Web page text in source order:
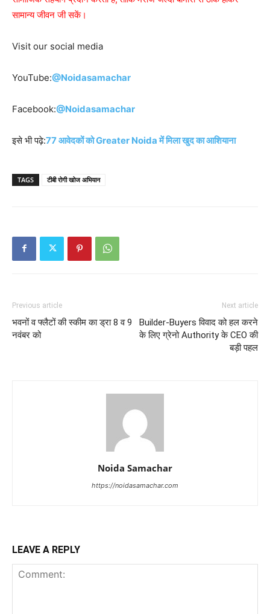
सामान्य जीवन जी सकें।
Visit our social media
YouTube:@Noidasamachar
Facebook:@Noidasamachar
इसे भी पढ़े:77 आवेदकों को Greater Noida में मिला खुद का आशियाना
TAGS टीबी रोगी खोज अभियान
Previous article
भवनों व फ्लैटों की स्कीम का ड्रा 8 व 9
नवंबर को
Next article
Builder-Buyers विवाद को हल करने
के लिए ग्रेनो Authority के CEO की
बड़ी पहल
Noida Samachar
https://noidasamachar.com
LEAVE A REPLY